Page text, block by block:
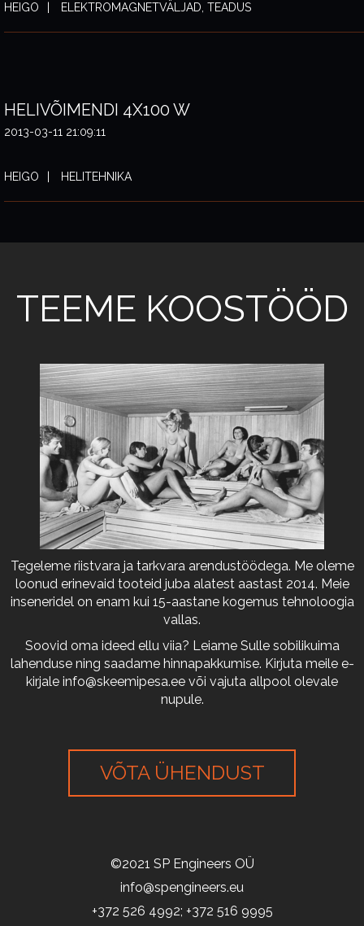
HEIGO ELEKTROMAGNETVÄLJAD, TEADUS
HELIVÕIMENDI 4X100 W
2013-03-11 21:09:11
HEIGO HELITEHNIKA
TEEME KOOSTÖÖD
Tegeleme riistvara ja tarkvara arendustöödega. Me oleme
loonud erinevaid tooteid juba alatest aastast 2014. Meie
inseneridel on enam kui 15-aastane kogemus tehnoloogia
vallas.
Soovid oma ideed ellu viia? Leiame Sulle sobilikuima
lahenduse ning saadame hinnapakkumise. Kirjuta meile e-
kirjale info@skeemipesa.ee või vajuta allpool olevale
nupule.
VÕTA ÜHENDUST
©2021 SP Engineers OÜ
info@spengineers.eu
+372 526 4992; +372 516 9995